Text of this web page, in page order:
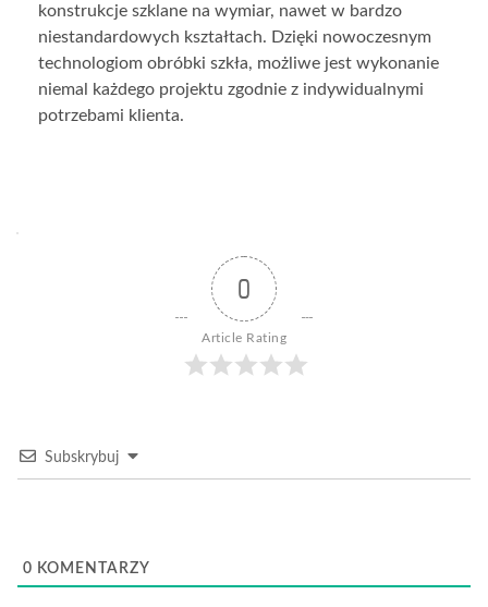
konstrukcje szklane na wymiar, nawet w bardzo
niestandardowych kształtach. Dzięki nowoczesnym
technologiom obróbki szkła, możliwe jest wykonanie
niemal każdego projektu zgodnie z indywidualnymi
potrzebami klienta.
0
Article Rating
Subskrybuj
0 KOMENTARZY